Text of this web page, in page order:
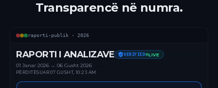
Transparencë në numra.
raporti-publik · 2026
RAPORTI I ANALIZAVE VERIFIED LIVE
01 Janar 2026 → 06 Gusht 2026
PËRDITËSUAR07 GUSHT, 10:23 AM